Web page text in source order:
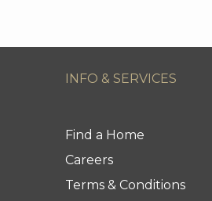
INFO & SERVICES
Find a Home
Careers
Terms & Conditions